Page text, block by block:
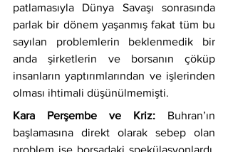
patlamasıyla Dünya Savaşı sonrasında
parlak bir dönem yaşanmış fakat tüm bu
sayılan problemlerin beklenmedik bir
anda şirketlerin ve borsanın çöküp
insanların yaptırımlarından ve işlerinden
olması ihtimali düşünülmemişti.
Kara Perşembe ve Kriz: Buhran’ın
başlamasına direkt olarak sebep olan
problem ise borsadaki spekülasyonlardı.